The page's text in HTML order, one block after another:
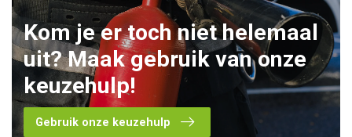
Kom je er toch niet helemaal
uit? Maak gebruik van onze
keuzehulp!
Gebruik onze keuzehulp